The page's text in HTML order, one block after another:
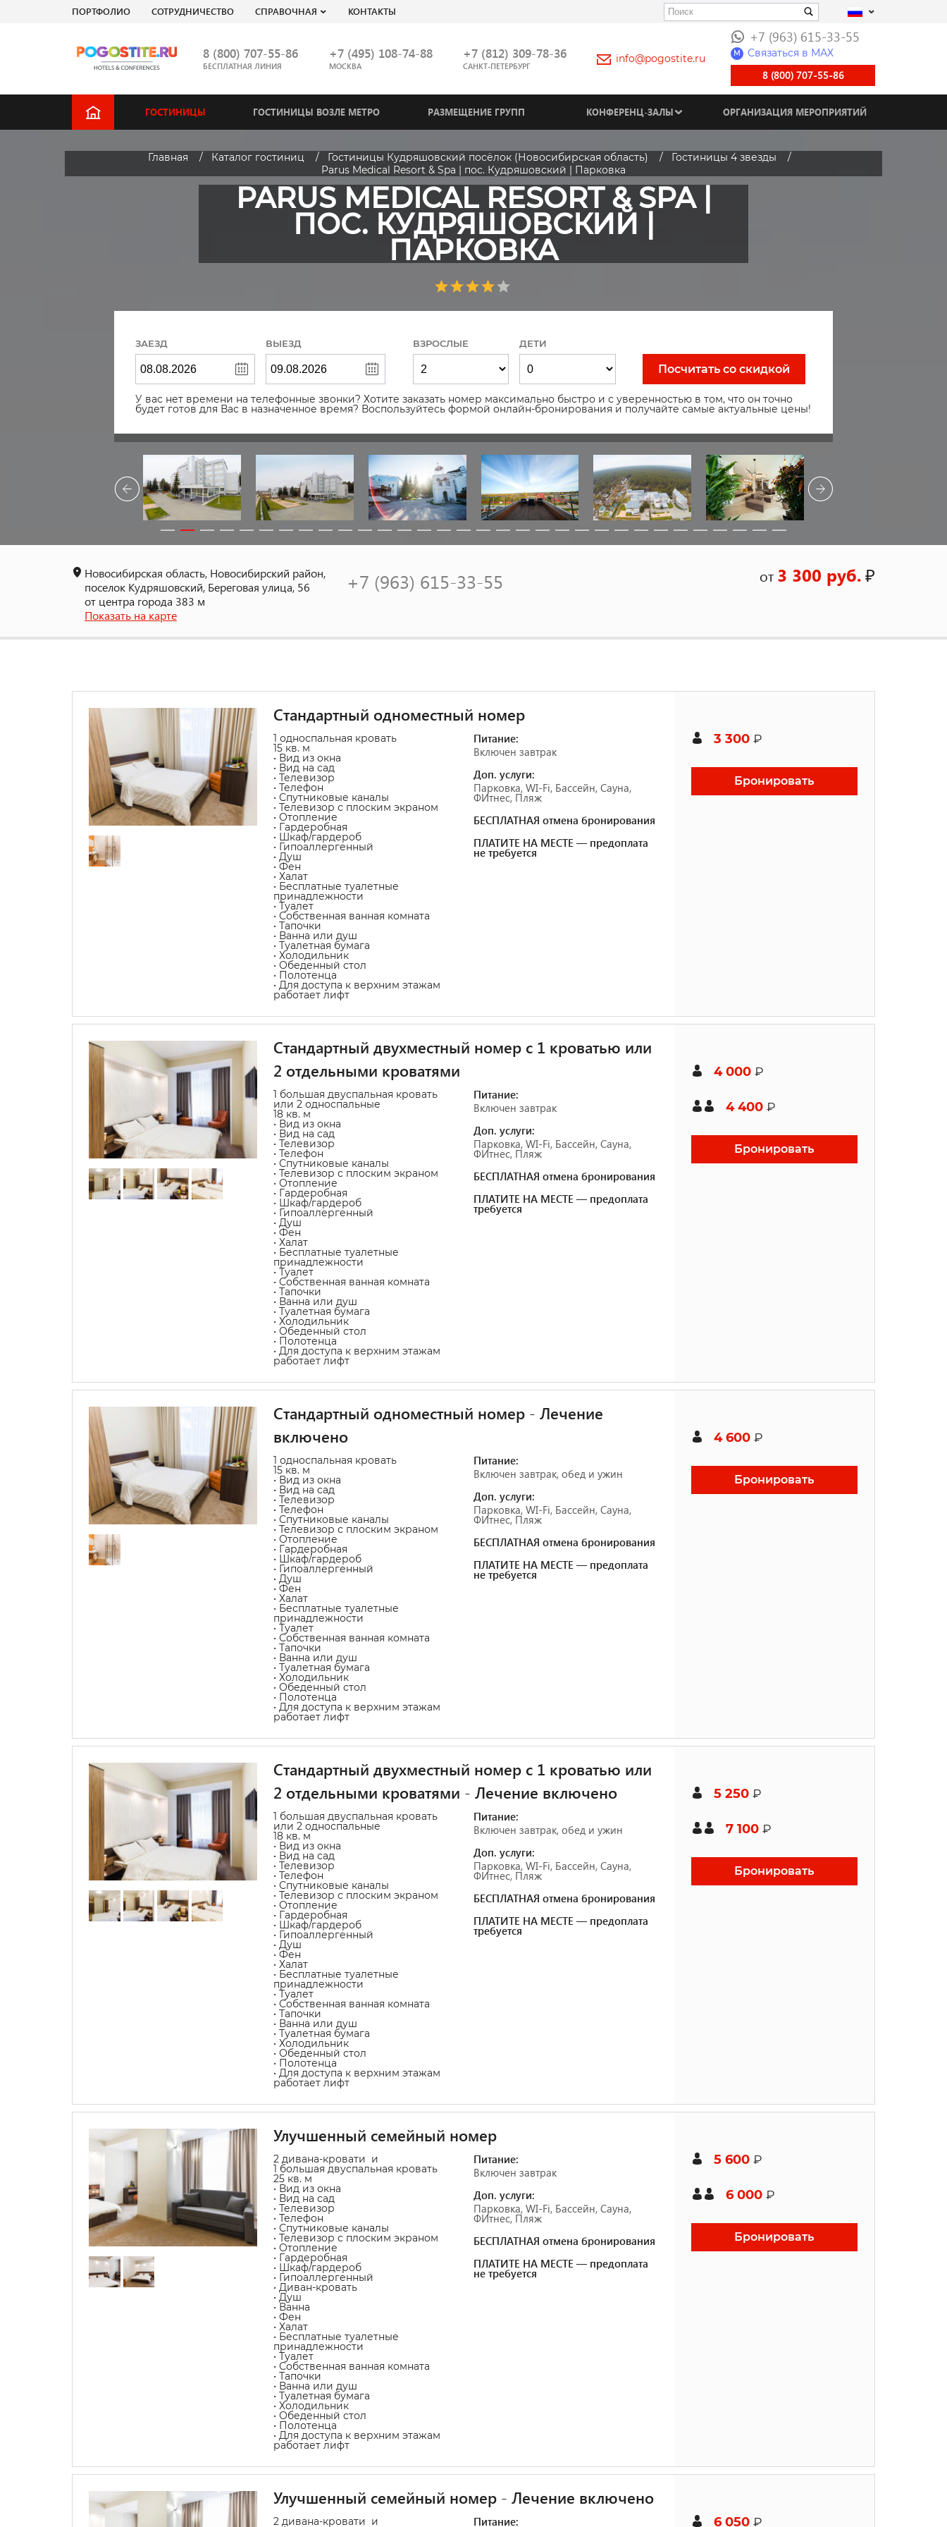
ПОРТФОЛИО СОТРУДНИЧЕСТВО СПРАВОЧНАЯ КОНТАКТЫ
8 (800) 707-55-86
БЕСПЛАТНАЯ ЛИНИЯ
+7 (495) 108-74-88
МОСКВА
+7 (812) 309-78-36
САНКТ-ПЕТЕРБУРГ
info@pogostite.ru
+7 (963) 615-33-55
M Связаться в МАХ
8 (800) 707-55-86
ГОСТИНИЦЫ ГОСТИНИЦЫ ВОЗЛЕ МЕТРО РАЗМЕЩЕНИЕ ГРУПП КОНФЕРЕНЦ-ЗАЛЫ ОРГАНИЗАЦИЯ МЕРОПРИЯТИЙ
Главная Каталог гостиниц Гостиницы Кудряшовский посёлок (Новосибирская область)
Гостиницы 4 звезды
Parus Medical Resort & Spa | пос. Кудряшовский | Парковка
PARUS MEDICAL RESORT & SPA |
ПОС. КУДРЯШОВСКИЙ |
ПАРКОВКА
ЗАЕЗД ВЫЕЗД ВЗРОСЛЫЕ ДЕТИ
Посчитать со скидкой
У вас нет времени на телефонные звонки? Хотите заказать номер максимально быстро и с уверенностью в том, что он точно
будет готов для Вас в назначенное время? Воспользуйтесь формой онлайн-бронирования и получайте самые актуальные цены!
Новосибирская область, Новосибирский район,
поселок Кудряшовский, Береговая улица, 56
от центра города 383 м
Показать на карте
+7 (963) 615-33-55 от 3 300 руб.₽
Стандартный одноместный номер
1 односпальная кровать
15 кв. м
• Вид из окна
• Вид на сад
• Телевизор
• Телефон
• Спутниковые каналы
• Телевизор с плоским экраном
• Отопление
• Гардеробная
• Шкаф/гардероб
• Гипоаллергенный
• Душ
• Фен
• Халат
• Бесплатные туалетные
принадлежности
• Туалет
• Собственная ванная комната
• Тапочки
• Ванна или душ
• Туалетная бумага
• Холодильник
• Обеденный стол
• Полотенца
• Для доступа к верхним этажам
работает лифт
Питание:
Включен завтрак
Доп. услуги:
Парковка, WI-Fi, Бассейн, Сауна,
ФИтнес, Пляж
БЕСПЛАТНАЯ отмена бронирования
ПЛАТИТЕ НА МЕСТЕ — предоплата
не требуется
3 300 ₽
Бронировать
Стандартный двухместный номер с 1 кроватью или
2 отдельными кроватями
1 большая двуспальная кровать
или 2 односпальные
18 кв. м
• Вид из окна
• Вид на сад
• Телевизор
• Телефон
• Спутниковые каналы
• Телевизор с плоским экраном
• Отопление
• Гардеробная
• Шкаф/гардероб
• Гипоаллергенный
• Душ
• Фен
• Халат
• Бесплатные туалетные
принадлежности
• Туалет
• Собственная ванная комната
• Тапочки
• Ванна или душ
• Туалетная бумага
• Холодильник
• Обеденный стол
• Полотенца
• Для доступа к верхним этажам
работает лифт
Питание:
Включен завтрак
Доп. услуги:
Парковка, WI-Fi, Бассейн, Сауна,
ФИтнес, Пляж
БЕСПЛАТНАЯ отмена бронирования
ПЛАТИТЕ НА МЕСТЕ — предоплата
требуется
4 000 ₽
4 400 ₽
Бронировать
Стандартный одноместный номер - Лечение
включено
1 односпальная кровать
15 кв. м
• Вид из окна
• Вид на сад
• Телевизор
• Телефон
• Спутниковые каналы
• Телевизор с плоским экраном
• Отопление
• Гардеробная
• Шкаф/гардероб
• Гипоаллергенный
• Душ
• Фен
• Халат
• Бесплатные туалетные
принадлежности
• Туалет
• Собственная ванная комната
• Тапочки
• Ванна или душ
• Туалетная бумага
• Холодильник
• Обеденный стол
• Полотенца
• Для доступа к верхним этажам
работает лифт
Питание:
Включен завтрак, обед и ужин
Доп. услуги:
Парковка, WI-Fi, Бассейн, Сауна,
ФИтнес, Пляж
БЕСПЛАТНАЯ отмена бронирования
ПЛАТИТЕ НА МЕСТЕ — предоплата
не требуется
4 600 ₽
Бронировать
Стандартный двухместный номер с 1 кроватью или
2 отдельными кроватями - Лечение включено
1 большая двуспальная кровать
или 2 односпальные
18 кв. м
• Вид из окна
• Вид на сад
• Телевизор
• Телефон
• Спутниковые каналы
• Телевизор с плоским экраном
• Отопление
• Гардеробная
• Шкаф/гардероб
• Гипоаллергенный
• Душ
• Фен
• Халат
• Бесплатные туалетные
принадлежности
• Туалет
• Собственная ванная комната
• Тапочки
• Ванна или душ
• Туалетная бумага
• Холодильник
• Обеденный стол
• Полотенца
• Для доступа к верхним этажам
работает лифт
Питание:
Включен завтрак, обед и ужин
Доп. услуги:
Парковка, WI-Fi, Бассейн, Сауна,
ФИтнес, Пляж
БЕСПЛАТНАЯ отмена бронирования
ПЛАТИТЕ НА МЕСТЕ — предоплата
требуется
5 250 ₽
7 100 ₽
Бронировать
Улучшенный семейный номер
2 дивана-кровати и
1 большая двуспальная кровать
25 кв. м
• Вид из окна
• Вид на сад
• Телевизор
• Телефон
• Спутниковые каналы
• Телевизор с плоским экраном
• Отопление
• Гардеробная
• Шкаф/гардероб
• Гипоаллергенный
• Диван-кровать
• Душ
• Ванна
• Фен
• Халат
• Бесплатные туалетные
принадлежности
• Туалет
• Собственная ванная комната
• Тапочки
• Ванна или душ
• Туалетная бумага
• Холодильник
• Обеденный стол
• Полотенца
• Для доступа к верхним этажам
работает лифт
Питание:
Включен завтрак
Доп. услуги:
Парковка, WI-Fi, Бассейн, Сауна,
ФИтнес, Пляж
БЕСПЛАТНАЯ отмена бронирования
ПЛАТИТЕ НА МЕСТЕ — предоплата
не требуется
5 600 ₽
6 000 ₽
Бронировать
Улучшенный семейный номер - Лечение включено
2 дивана-кровати и Питание: 6 050 ₽